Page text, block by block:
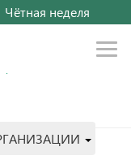
Чётная неделя